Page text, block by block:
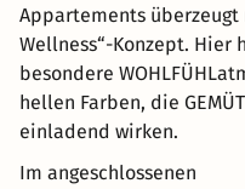
Appartements
Wellness“-Konzept. Hier
besondere
hellen Farben, die
einladend wirken.
Im angeschlossenen